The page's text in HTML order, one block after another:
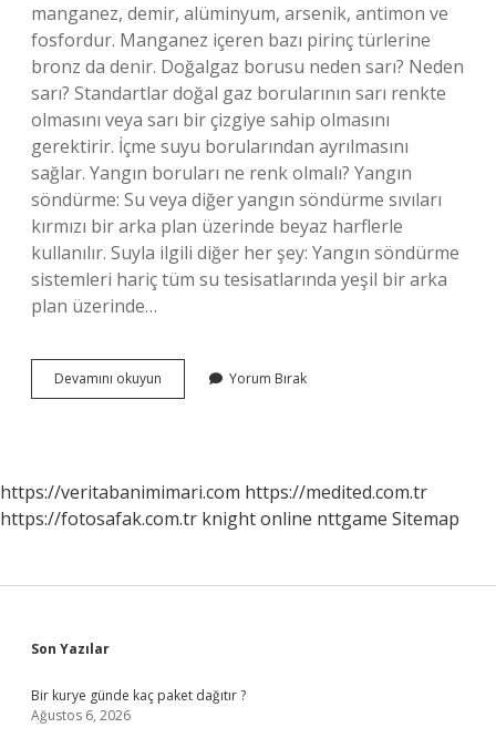
manganez, demir, alüminyum, arsenik, antimon ve
fosfordur. Manganez içeren bazı pirinç türlerine
bronz da denir. Doğalgaz borusu neden sarı? Neden
sarı? Standartlar doğal gaz borularının sarı renkte
olmasını veya sarı bir çizgiye sahip olmasını
gerektirir. İçme suyu borularından ayrılmasını
sağlar. Yangın boruları ne renk olmalı? Yangın
söndürme: Su veya diğer yangın söndürme sıvıları
kırmızı bir arka plan üzerinde beyaz harflerle
kullanılır. Suyla ilgili diğer her şey: Yangın söndürme
sistemleri hariç tüm su tesisatlarında yeşil bir arka
plan üzerinde…
Devamını okuyun
Boru
Yorum Bırak
https://veritabanimimari.com https://medited.com.tr
https://fotosafak.com.tr knight online nttgame Sitemap
Sidebar
Son Yazılar
Bir kurye günde kaç paket dağıtır ?
Ağustos 6, 2026